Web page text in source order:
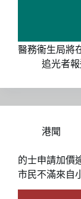
醫務衞生局將
追光者
港聞
的士申請加價
市民不滿來自